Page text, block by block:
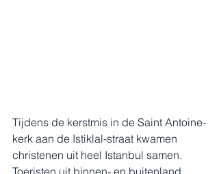
Tijdens de kerstmis in de Saint Antoine-
kerk aan de Istiklal-straat kwamen
christenen uit heel Istanbul samen.
Toeristen uit binnen- en buitenland